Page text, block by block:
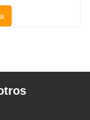
se puede llevar
la
avenidas . Un